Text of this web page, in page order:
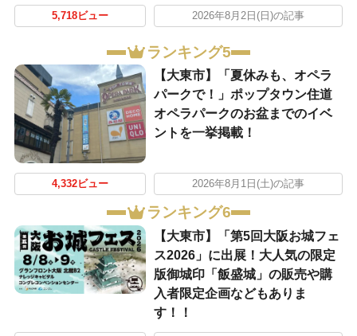
5,718ビュー 2026年8月2日(日)の記事
ランキング5
【大東市】「夏休みも、オペラ
パークで！」ポップタウン住道
オペラパークのお盆までのイベ
ントを一挙掲載！
4,332ビュー 2026年8月1日(土)の記事
ランキング6
【大東市】「第5回大阪お城フェ
ス2026」に出展！大人気の限定
版御城印「飯盛城」の販売や購
入者限定企画などもありま
す！！